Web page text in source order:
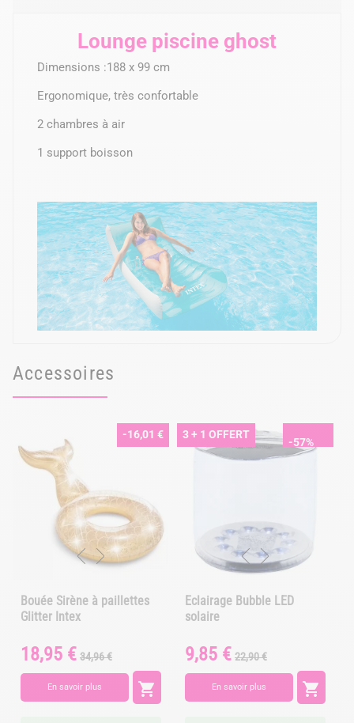
Lounge piscine ghost
Dimensions :188 x 99 cm
Ergonomique, très confortable
2 chambres à air
1 support boisson
Accessoires
-16,01 €
Bouée Sirène à paillettes
Glitter Intex
Prix
18,95 € Prix
base
34,96 €
En savoir plus 
3 + 1 OFFERT
-57%
Eclairage Bubble LED
solaire
Prix
9,85 € Prix
base
22,90 €
En savoir plus 